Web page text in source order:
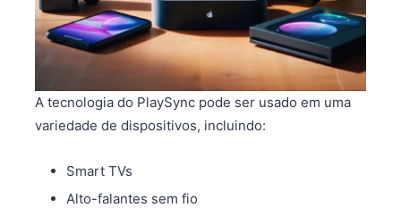
A tecnologia do PlaySync pode ser usado em uma
variedade de dispositivos, incluindo:
Smart TVs
Alto-falantes sem fio